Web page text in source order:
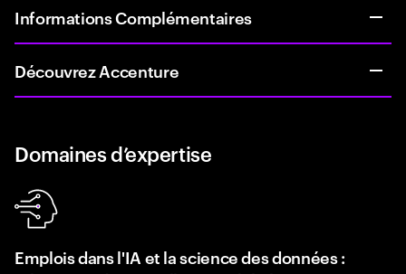
Informations Complémentaires
Découvrez Accenture
Domaines d’expertise
Emplois dans l'IA et la science des données :